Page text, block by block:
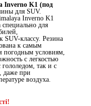
Inverno K1 (под
для SUV.
Inverno K1
специально для
классу. Резина
к самым
условиям,
с легкостью
гололедом, так и с
даже при
воздуха.